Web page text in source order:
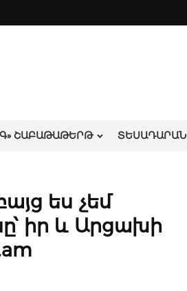
ՇԱԲԱԹԱԹԵՐԹ ՏԵՍԱԴԱՐԱՆ
ես չեմ
իր և Արցախի